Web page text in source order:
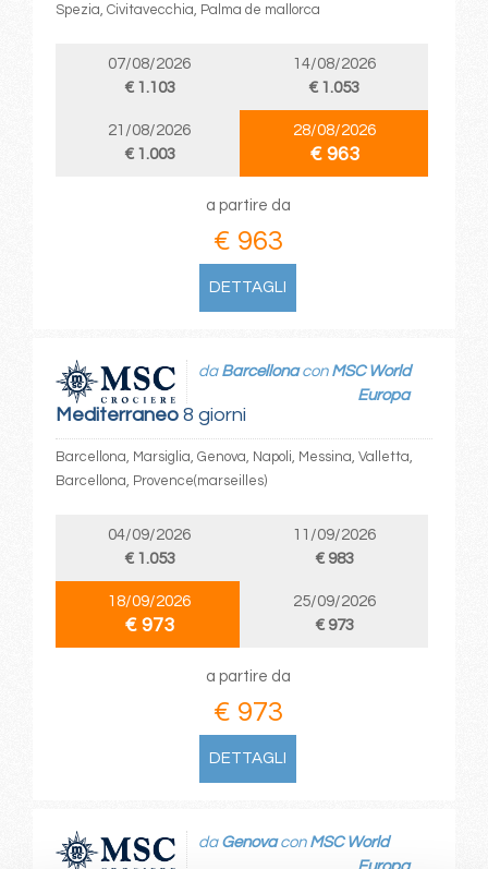
Spezia, Civitavecchia, Palma de mallorca
07/08/2026
€ 1.103
14/08/2026
€ 1.053
21/08/2026
€ 1.003
28/08/2026
€ 963
a partire da
€ 963
DETTAGLI
Mediterraneo8 giorni
da Barcellonacon MSC World
Europa
Barcellona, Marsiglia, Genova, Napoli, Messina, Valletta,
Barcellona, Provence(marseilles)
04/09/2026
€ 1.053
11/09/2026
€ 983
18/09/2026
€ 973
25/09/2026
€ 973
a partire da
€ 973
DETTAGLI
da Genovacon MSC World